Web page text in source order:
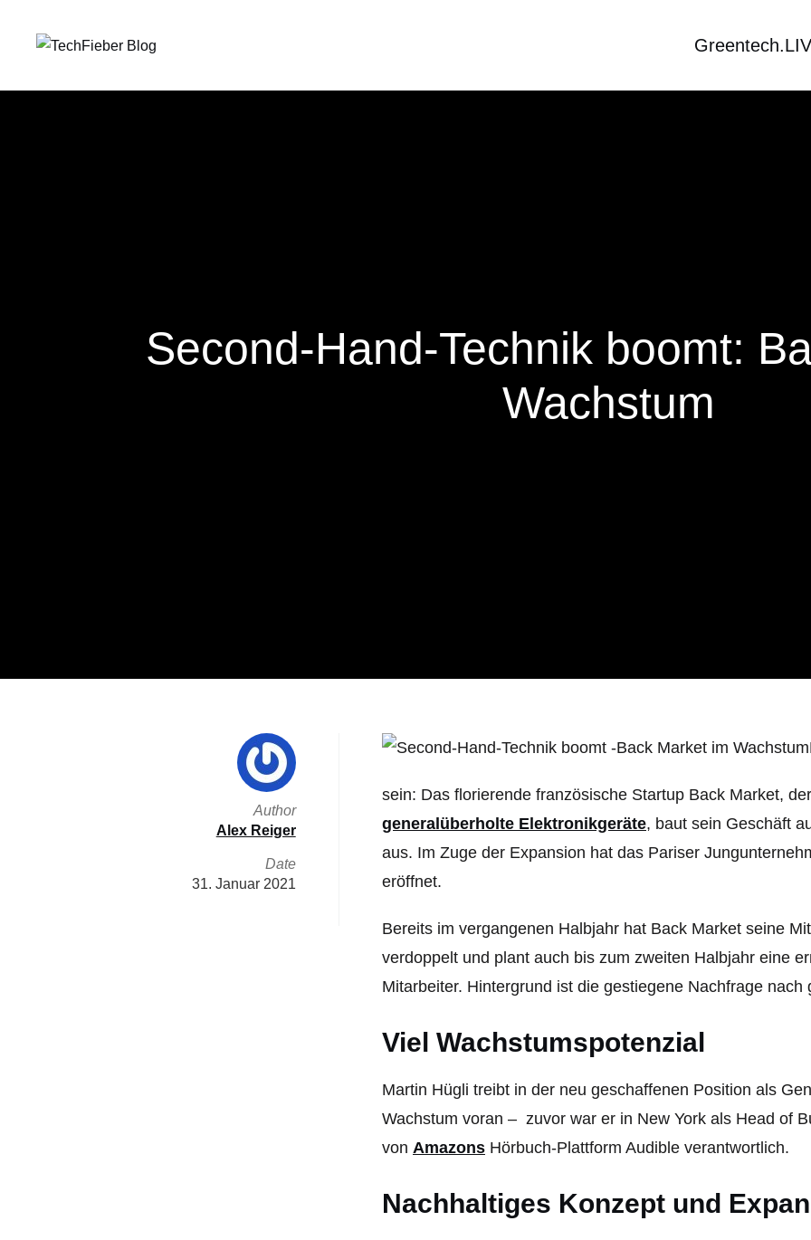
Second-Hand-Technik boomt:
Wachstum
sein: Das florierende französische Startup Back Market,
generalüberholte Elektronikgeräte, baut sein Geschäft
aus. Im Zuge der Expansion hat das Pariser
eröffnet.
Bereits im vergangenen Halbjahr hat Back Market seine
verdoppelt und plant auch bis zum zweiten Halbjahr eine
Mitarbeiter. Hintergrund ist die gestiegene Nachfrage
Viel Wachstumspotenzial
Martin Hügli treibt in der neu geschaffenen Position als
Wachstum voran – zuvor war er in New York als Head of
von Amazons Hörbuch-Plattform Audible verantwortlich.
Nachhaltiges Konzept und
Author
Alex Reiger
Date
31. Januar 2021